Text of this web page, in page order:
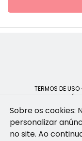
TERMOS DE USO
Jacqueline
Sobre os cookies:
personalizar
no site. Ao